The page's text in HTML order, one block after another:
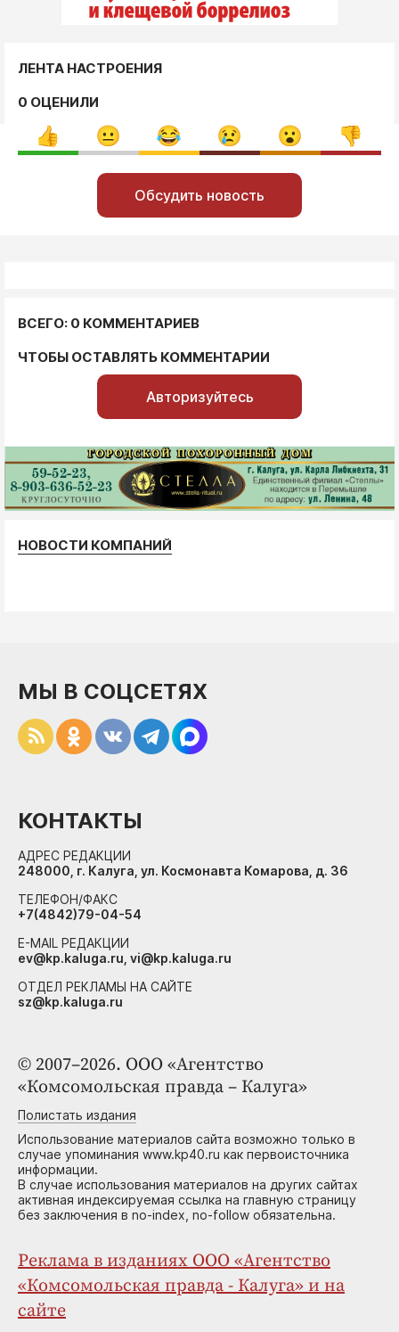
ЛЕНТА НАСТРОЕНИЯ
0 ОЦЕНИЛИ
Обсудить новость
ВСЕГО: 0 КОММЕНТАРИЕВ
ЧТОБЫ ОСТАВЛЯТЬ КОММЕНТАРИИ
Авторизуйтесь
НОВОСТИ КОМПАНИЙ
© 2007–2026. ООО «Агентство
«Комсомольская правда – Калуга»
Полистать издания
Использование материалов сайта возможно только в
случае упоминания www.kp40.ru как первоисточника
информации.
В случае использования материалов на других сайтах
активная индексируемая ссылка на главную страницу
без заключения в no-index, no-follow обязательна.
Реклама в изданиях ООО «Агентство
«Комсомольская правда - Калуга» и на
сайте
МЫ В СОЦСЕТЯХ
КОНТАКТЫ
АДРЕС РЕДАКЦИИ
248000, г. Калуга, ул. Космонавта Комарова, д. 36
ТЕЛЕФОН/ФАКС
+7(4842)79-04-54
E-MAIL РЕДАКЦИИ
ev@kp.kaluga.ru, vi@kp.kaluga.ru
ОТДЕЛ РЕКЛАМЫ НА САЙТЕ
sz@kp.kaluga.ru